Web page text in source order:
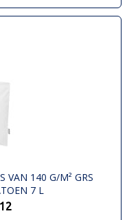
VAN 140 G/M² GRS
7 L